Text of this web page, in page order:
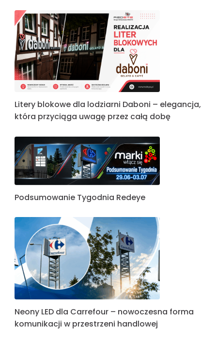
Litery blokowe dla lodziarni Daboni – elegancja,
która przyciąga uwagę przez całą dobę
Podsumowanie Tygodnia Redeye
Neony LED dla Carrefour – nowoczesna forma
komunikacji w przestrzeni handlowej